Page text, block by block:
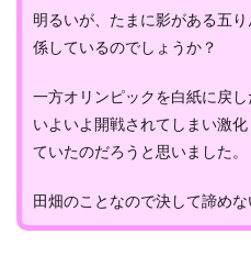
明るいが、たまに影がある五
係しているのでしょうか？
一方オリンピックを白紙に戻
いよいよ開戦されてしまい激
ていたのだろうと思いました。
田畑のことなので決して諦めな